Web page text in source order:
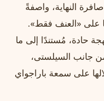
النهاية، واصفةً
على «العنف فقط».
حادة، مُستندًا إلى ما
جانب السيلستى،
على سمعة باراجواي